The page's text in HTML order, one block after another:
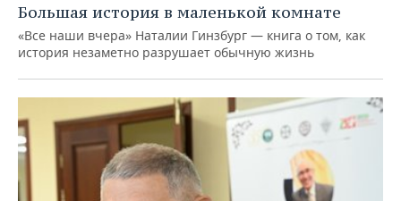
Большая история в маленькой комнате
«Все наши вчера» Наталии Гинзбург — книга о том, как
история незаметно разрушает обычную жизнь